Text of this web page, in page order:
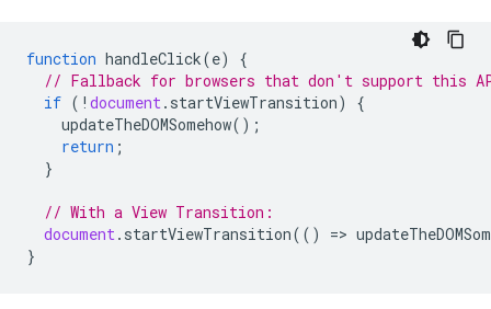
function handleClick(e)
{
// Fallback for browsers that don't support this
if ( ! document. startViewTransition)
{
updateTheDOMSomehow();
return ;
}
// With a View Transition:
document. startViewTransition(() =>
}